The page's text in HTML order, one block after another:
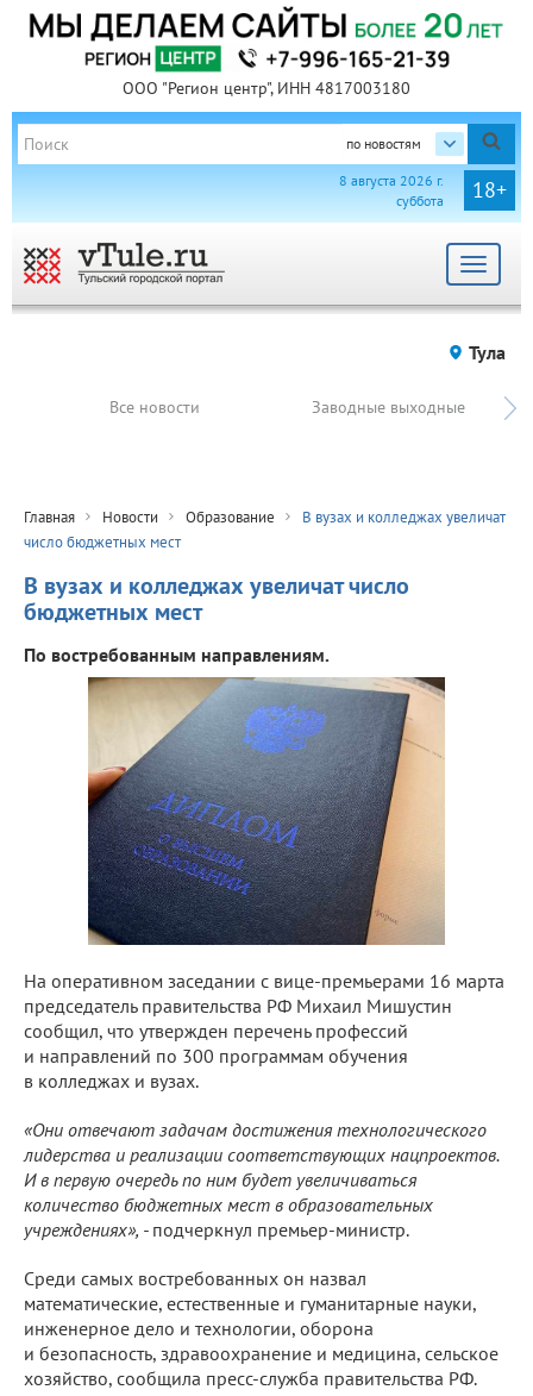
ООО "Регион центр", ИНН 4817003180
по новостям
18+
8 августа 2026 г.
суббота
Toggle
Тула
Все новости Заводные выходные
Главная Новости Образование
В вузах и колледжах увеличат
число бюджетных мест
В вузах и колледжах увеличат число
бюджетных мест
По востребованным направлениям.
На оперативном заседании с вице-премьерами 16 марта
председатель правительства РФ Михаил Мишустин
сообщил, что утвержден перечень профессий
и направлений по 300 программам обучения
в колледжах и вузах.
«Они отвечают задачам достижения технологического
лидерства и реализации соответствующих нацпроектов.
И в первую очередь по ним будет увеличиваться
количество бюджетных мест в образовательных
учреждениях», - подчеркнул премьер-министр.
Среди самых востребованных он назвал
математические, естественные и гуманитарные науки,
инженерное дело и технологии, оборона
и безопасность, здравоохранение и медицина, сельское
хозяйство, сообщила пресс-служба правительства РФ.